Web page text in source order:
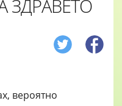
ЗДРАВЕТО
вероятно